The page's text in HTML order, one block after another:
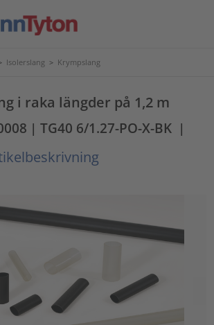
Isolerslang > Krympslang
i raka längder på 1,2 m
| TG40 6/1.27-PO-X-BK |